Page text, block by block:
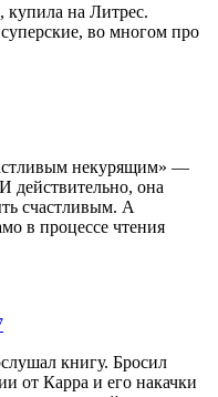
купила на Литрес.
во многом про
некурящим» —
действительно, она
счастливым. А
в процессе чтения
книгу. Бросил
от Карра и его накачки